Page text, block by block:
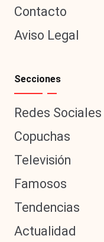
Contacto
Aviso Legal
Secciones
Redes Sociales
Copuchas
Televisión
Famosos
Tendencias
Actualidad